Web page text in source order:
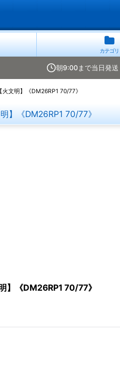
カテゴリ
朝9:00まで当日発送
文明】《DM26RP1 70/77》
】《DM26RP1 70/77》
】《DM26RP1 70/77》